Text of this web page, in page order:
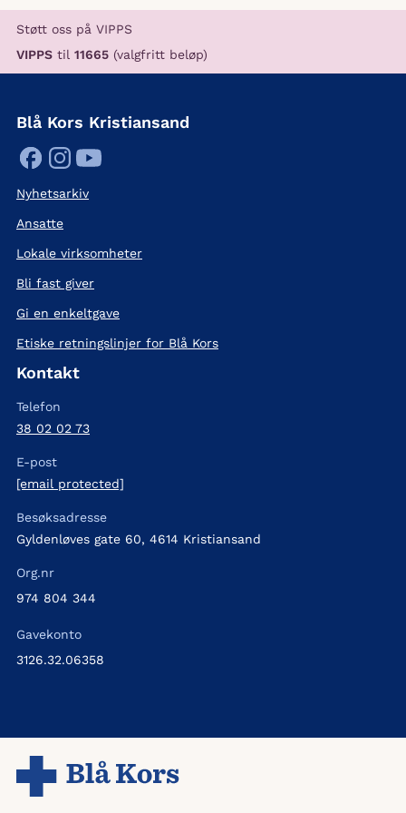
Støtt oss på VIPPS
VIPPS til 11665 (valgfritt beløp)
Blå Kors Kristiansand
Nyhetsarkiv
Ansatte
Lokale virksomheter
Bli fast giver
Gi en enkeltgave
Etiske retningslinjer for Blå Kors
Kontakt
Telefon
38 02 02 73
E-post
[email protected]
Besøksadresse
Gyldenløves gate 60, 4614 Kristiansand
Org.nr
974 804 344
Gavekonto
3126.32.06358